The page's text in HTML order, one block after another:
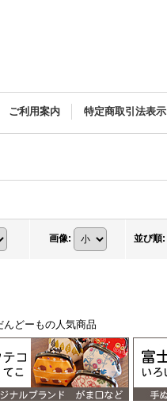
ご利用案内 特定商取引法表示
画像: 並び順:
んどーもの人気商品